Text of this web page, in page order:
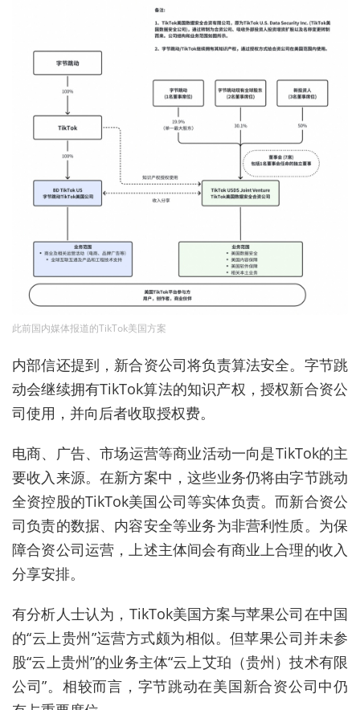
此前国内媒体报道的TikTok美国方案
内部信还提到，新合资公司将负责算法安全。字节跳
动会继续拥有TikTok算法的知识产权，授权新合资公
司使用，并向后者收取授权费。
电商、广告、市场运营等商业活动一向是TikTok的主
要收入来源。在新方案中，这些业务仍将由字节跳动
全资控股的TikTok美国公司等实体负责。而新合资公
司负责的数据、内容安全等业务为非营利性质。为保
障合资公司运营，上述主体间会有商业上合理的收入
分享安排。
有分析人士认为，TikTok美国方案与苹果公司在中国
的“云上贵州”运营方式颇为相似。但苹果公司并未参
股“云上贵州”的业务主体“云上艾珀（贵州）技术有限
公司”。相较而言，字节跳动在美国新合资公司中仍